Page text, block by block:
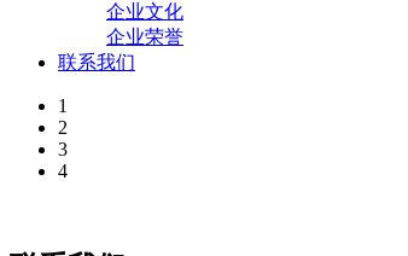
企业文化
企业荣誉
联系我们
1
2
3
4